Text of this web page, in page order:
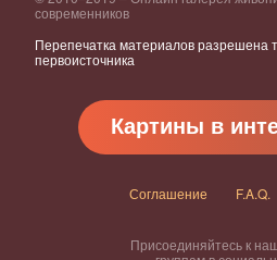
современников
Перепечатка материалов разрешена
первоисточника
Картины в
Соглашение F.A.Q.
Присоединяйтесь к